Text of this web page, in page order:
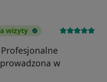
wizyty
w